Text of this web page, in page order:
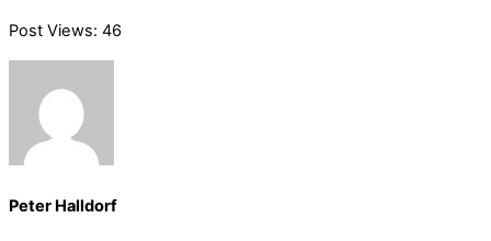
Post Views: 46
Peter Halldorf